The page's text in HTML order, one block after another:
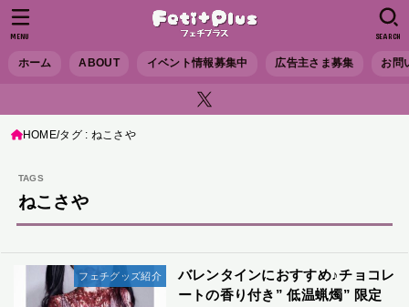
ホーム ABOUT イベント情報募集中 広告主さま募集 お問
SEARCH
MENU
HOME タグ : ねこさや
ねこさや
フェチグッズ紹介
バレンタインにおすすめ♪チョコレ
ートの香り付き” 低温蝋燭” 限定